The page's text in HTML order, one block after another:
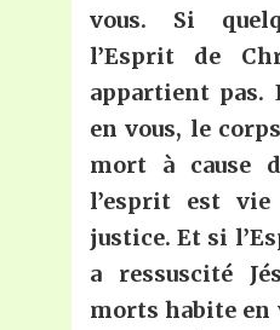
vous. Si
l’Esprit de
appartient
en vous, le
mort à cause
l’esprit est
justice. Et si
a ressuscité
morts habite en